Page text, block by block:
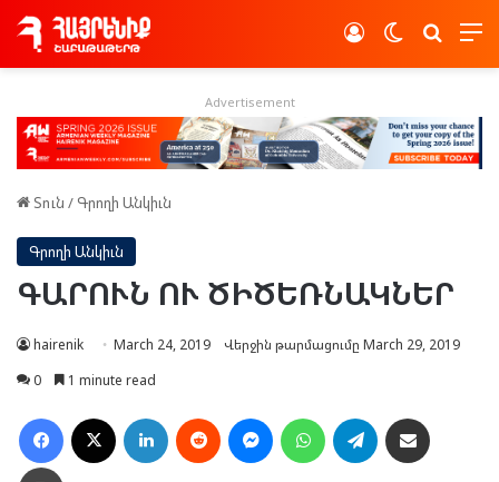
Switch skin
Log In
Advertisement
Տուն / Գրողի Անկիւն
Գրողի Անկիւն
ԳԱՐՈՒՆ ՈՒ ԾԻԾԵՌՆԱԿՆԵՐ
hairenik March 24, 2019
Վերջին թարմացումը March 29, 2019
0
1 minute read
Facebook LinkedIn Reddit MessengerWhatsAppTelegram
Տպել